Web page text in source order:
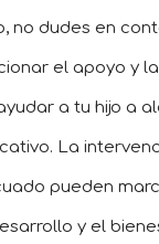
no dudes en
el apoyo y
a tu hijo a
La
pueden
y el